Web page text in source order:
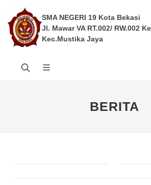
SMA NEGERI 19 Kota Bekasi
Jl. Mawar VA RT.002/ RW.002
Kec.Mustika Jaya
BERITA